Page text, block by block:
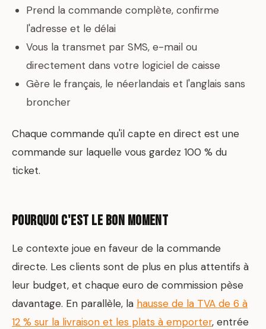
Prend la commande complète, confirme
l'adresse et le délai
Vous la transmet par SMS, e-mail ou
directement dans votre logiciel de caisse
Gère le français, le néerlandais et l'anglais sans
broncher
Chaque commande qu'il capte en direct est une
commande sur laquelle vous gardez 100 % du
ticket.
Pourquoi c'est le bon moment
Le contexte joue en faveur de la commande
directe. Les clients sont de plus en plus attentifs à
leur budget, et chaque euro de commission pèse
davantage. En parallèle, la hausse de la TVA de 6 à
12 % sur la livraison et les plats à emporter, entrée